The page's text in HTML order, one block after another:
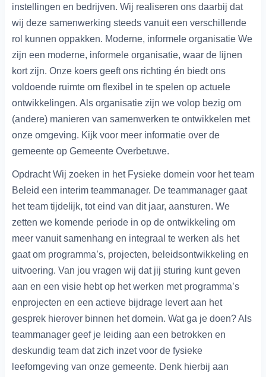
instellingen en bedrijven. Wij realiseren ons daarbij dat
wij deze samenwerking steeds vanuit een verschillende
rol kunnen oppakken. Moderne, informele organisatie We
zijn een moderne, informele organisatie, waar de lijnen
kort zijn. Onze koers geeft ons richting én biedt ons
voldoende ruimte om flexibel in te spelen op actuele
ontwikkelingen. Als organisatie zijn we volop bezig om
(andere) manieren van samenwerken te ontwikkelen met
onze omgeving. Kijk voor meer informatie over de
gemeente op Gemeente Overbetuwe.
Opdracht Wij zoeken in het Fysieke domein voor het team
Beleid een interim teammanager. De teammanager gaat
het team tijdelijk, tot eind van dit jaar, aansturen. We
zetten we komende periode in op de ontwikkeling om
meer vanuit samenhang en integraal te werken als het
gaat om programma’s, projecten, beleidsontwikkeling en
uitvoering. Van jou vragen wij dat jij sturing kunt geven
aan en een visie hebt op het werken met programma’s
enprojecten en een actieve bijdrage levert aan het
gesprek hierover binnen het domein. Wat ga je doen? Als
teammanager geef je leiding aan een betrokken en
deskundig team dat zich inzet voor de fysieke
leefomgeving van onze gemeente. Denk hierbij aan